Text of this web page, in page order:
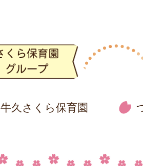
牛久さくら保育園